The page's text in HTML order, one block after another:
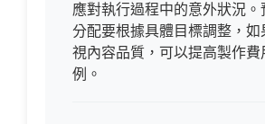
應對執行過程中的意外狀況。
分配要根據具體目標調整，如
視內容品質，可以提高製作費
例。